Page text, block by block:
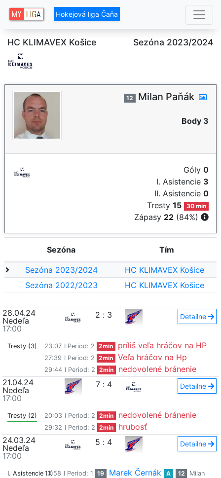
Hokejová liga Čaňa
HC KLIMAVEX Košice Sezóna 2023/2024
12 Milan Paňák
Body 3
Góly 0
I. Asistencie 3
II. Asistencie 0
Tresty15 30 min
Zápasy 22 (84%)
Sezóna Tím
Sezóna 2023/2024
HC KLIMAVEX Košice
Sezóna 2022/2023
HC KLIMAVEX Košice
28.04.24
Nedeľa
17:00
2 : 3 Detailne
Tresty (3) 23:07 I Period: 2 2min príliš veľa hráčov na HP
27:39 I Period: 2 2min Veľa hráčov na Hp
29:44 I Period: 2 2min
nedovolené bránenie
21.04.24
Nedeľa
17:00
7 : 4 Detailne
Tresty (2) 20:03 I Period: 2 2min nedovolené bránenie
29:32 I Period: 2 2min
hrubosť
24.03.24
Nedeľa
17:00
5 : 4 Detailne
I. Asistencie (1)13:58 I Period: 1 19 Marek Černák A 12
Milan